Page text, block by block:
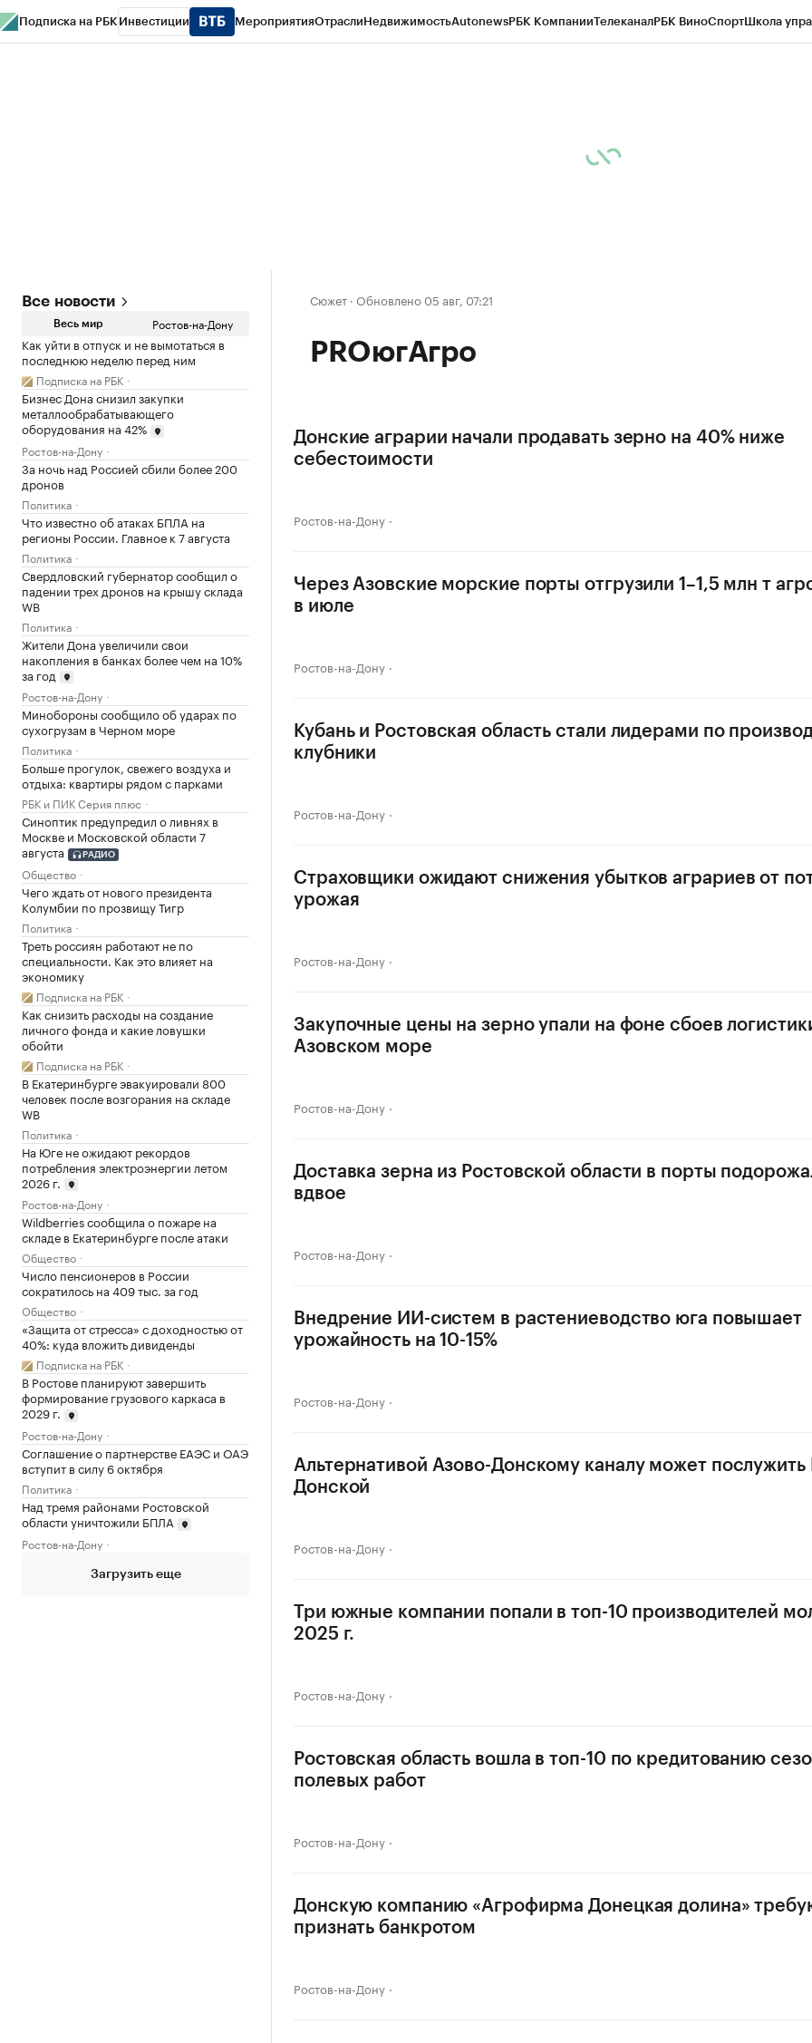
Подписка на РБК Инвестиции МероприятияОтраслиНедвижимостьAutonewsРБК КомпанииТелеканалРБК ВиноСпортШкола
Все новости
Весь мир Ростов-на-Дону
Как уйти в отпуск и не вымотаться в
последнюю неделю перед ним
Подписка на РБК
Бизнес Дона снизил закупки
металлообрабатывающего
оборудования на 42%
Ростов-на-Дону
За ночь над Россией сбили более 200
дронов
Политика
Что известно об атаках БПЛА на
регионы России. Главное к 7 августа
Политика
Свердловский губернатор сообщил о
падении трех дронов на крышу склада
WB
Политика
Жители Дона увеличили свои
накопления в банках более чем на 10%
за год
Ростов-на-Дону
Минобороны сообщило об ударах по
сухогрузам в Черном море
Политика
Больше прогулок, свежего воздуха и
отдыха: квартиры рядом с парками
РБК и ПИК Серия плюс
Синоптик предупредил о ливнях в
Москве и Московской области 7
августа
РАДИО
Общество
Чего ждать от нового президента
Колумбии по прозвищу Тигр
Политика
Треть россиян работают не по
специальности. Как это влияет на
экономику
Подписка на РБК
Как снизить расходы на создание
личного фонда и какие ловушки
обойти
Подписка на РБК
В Екатеринбурге эвакуировали 800
человек после возгорания на складе
WB
Политика
На Юге не ожидают рекордов
потребления электроэнергии летом
2026 г.
Ростов-на-Дону
Wildberries сообщила о пожаре на
складе в Екатеринбурге после атаки
Общество
Число пенсионеров в России
сократилось на 409 тыс. за год
Общество
«Защита от стресса» с доходностью от
40%: куда вложить дивиденды
Подписка на РБК
В Ростове планируют завершить
формирование грузового каркаса в
2029 г.
Ростов-на-Дону
Соглашение о партнерстве ЕАЭС и ОАЭ
вступит в силу 6 октября
Политика
Над тремя районами Ростовской
области уничтожили БПЛА
Ростов-на-Дону
Загрузить еще
Сюжет · Обновлено 05 авг, 07:21
PROюгАгро
Донские аграрии начали продавать зерно на 40% ниже
себестоимости
Ростов-на-Дону
Через Азовские морские порты отгрузили 1–1,5 млн т
в июле
Ростов-на-Дону
Кубань и Ростовская область стали лидерами по
клубники
Ростов-на-Дону
Страховщики ожидают снижения убытков аграриев от
урожая
Ростов-на-Дону
Закупочные цены на зерно упали на фоне сбоев
Азовском море
Ростов-на-Дону
Доставка зерна из Ростовской области в порты
вдвое
Ростов-на-Дону
Внедрение ИИ-систем в растениеводство юга повышает
урожайность на 10-15%
Ростов-на-Дону
Альтернативой Азово-Донскому каналу может послужить
Донской
Ростов-на-Дону
Три южные компании попали в топ-10 производителей
2025 г.
Ростов-на-Дону
Ростовская область вошла в топ-10 по кредитованию
полевых работ
Ростов-на-Дону
Донскую компанию «Агрофирма Донецкая долина»
признать банкротом
Ростов-на-Дону